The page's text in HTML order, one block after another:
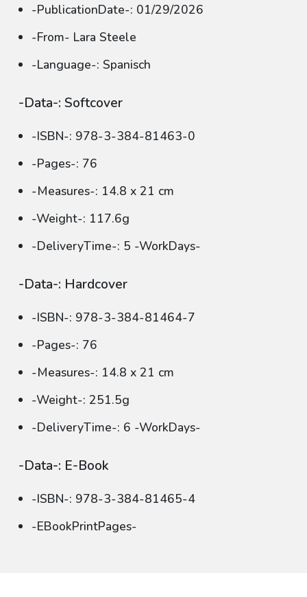
-PublicationDate-: 01/29/2026
-From- Lara Steele
-Language-: Spanisch
-Data-: Softcover
-ISBN-: 978-3-384-81463-0
-Pages-: 76
-Measures-: 14.8 x 21 cm
-Weight-: 117.6g
-DeliveryTime-: 5 -WorkDays-
-Data-: Hardcover
-ISBN-: 978-3-384-81464-7
-Pages-: 76
-Measures-: 14.8 x 21 cm
-Weight-: 251.5g
-DeliveryTime-: 6 -WorkDays-
-Data-: E-Book
-ISBN-: 978-3-384-81465-4
-EBookPrintPages-